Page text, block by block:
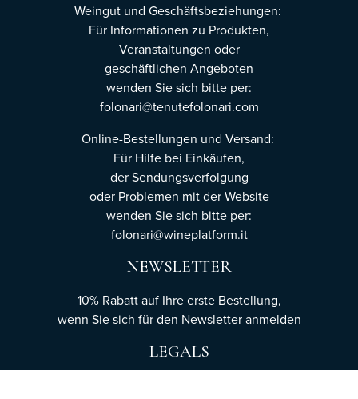
Weingut und Geschäftsbeziehungen:
Für Informationen zu Produkten,
Veranstaltungen oder
geschäftlichen Angeboten
wenden Sie sich bitte per:
folonari@tenutefolonari.com
Online-Bestellungen und Versand:
Für Hilfe bei Einkäufen,
der Sendungsverfolgung
oder Problemen mit der Website
wenden Sie sich bitte per:
folonari@wineplatform.it
NEWSLETTER
10% Rabatt auf Ihre erste Bestellung,
wenn Sie sich für den Newsletteranmelden
LEGALS